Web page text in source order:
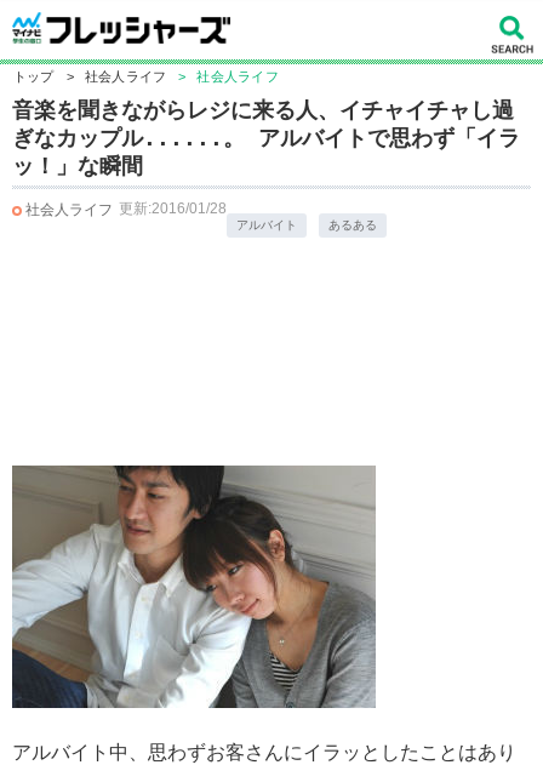
トップ > 社会人ライフ > 社会人ライフ
音楽を聞きながらレジに来る人、イチャイチャし過
ぎなカップル......。 アルバイトで思わず「イラ
ッ！」な瞬間
社会人ライフ 更新:2016/01/28
アルバイト あるある
アルバイト中、思わずお客さんにイラッとしたことはあり